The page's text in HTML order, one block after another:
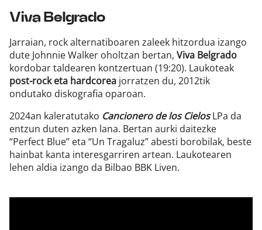
Viva Belgrado
Jarraian, rock alternatiboaren zaleek hitzordua izango
dute Johnnie Walker oholtzan bertan, Viva Belgrado
kordobar taldearen kontzertuan (19:20). Laukoteak
post-rock eta hardcorea jorratzen du, 2012tik
ondutako diskografia oparoan.
2024an kaleratutako Cancionero de los CielosLPa da
entzun duten azken lana. Bertan aurki daitezke
“Perfect Blue” eta “Un Tragaluz” abesti borobilak, beste
hainbat kanta interesgarriren artean. Laukotearen
lehen aldia izango da Bilbao BBK Liven.